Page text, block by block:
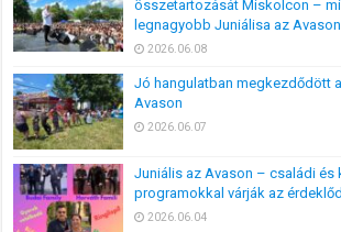
összetartozását Miskolcon –
legnagyobb Juniálisa az Avason
2026.06.08
Jó hangulatban megkezdődött
Avason
2026.06.07
Juniális az Avason – családi és
programokkal várják az
2026.06.04